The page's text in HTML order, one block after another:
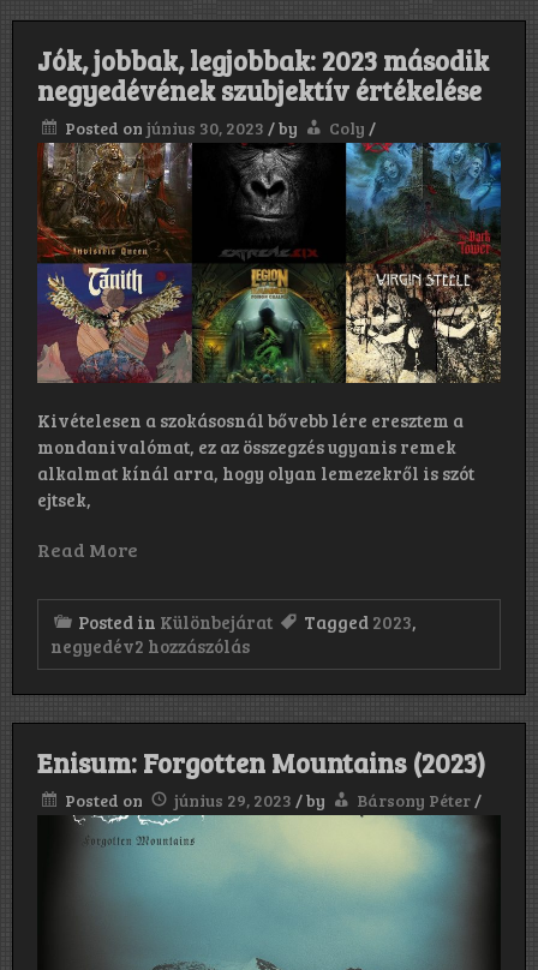
Jók, jobbak, legjobbak: 2023 második
negyedévének szubjektív értékelése
Posted on június 30, 2023 /by Coly /
Kivételesen a szokásosnál bővebb lére eresztem a
mondanivalómat, ez az összegzés ugyanis remek
alkalmat kínál arra, hogy olyan lemezekről is szót
ejtsek,
Read More
Posted in Különbejárat Tagged 2023,
negyedév2 hozzászólásJók,
jobbak,
második
negyedévének
szubjektív
című
Enisum: Forgotten Mountains (2023)
Posted on június 29, 2023 /by Bársony Péter /